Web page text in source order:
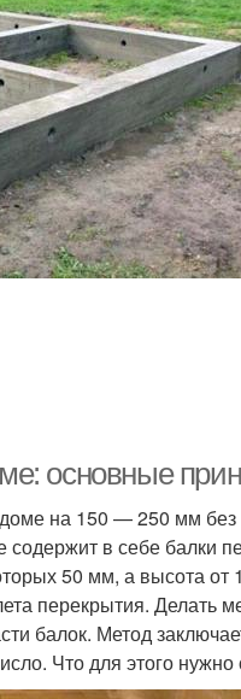
основные
на 150 — 250 мм без
в себе балки
50 мм, а высота
перекрытия. Делать
балок. Метод
Что для этого нужно